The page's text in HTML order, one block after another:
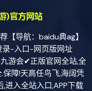
【导航：baidu典ag】
-入口-网页版网址
游会✔正版官网全站,全
保障!天高任鸟飞,海阔凭
进入全站入口,APP下载